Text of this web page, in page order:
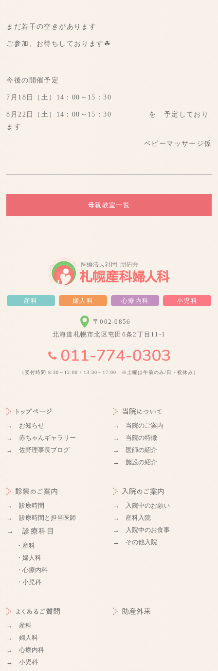
まだ若干の空きがあります
ご参加、お待ちしております☘
今後の開催予定
7月18日（土）14：00～15：30
8月22日（土）14：00～15：30 を 予定しており
ます
ベビーマッサージ係
母親教室一覧
産科 婦人科 心療内科 小児科
〒002-0856
北海道札幌市北区屯田6条2丁目11-1
（受付時間 8:30～12:00 / 13:30～17:00 ※土曜は午前のみ/日・祝休み）
トップページ
→ お知らせ
→ 赤ちゃんギャラリー
→ 佐野理事長ブログ
当院について
→ 当院のご案内
→ 当院の特徴
→ 医師の紹介
→ 施設の紹介
診察のご案内
→ 診療時間
→ 診療時間と担当医師
→ 診療科目
・産科
・婦人科
・心療内科
・小児科
入院のご案内
→ 入院中のお願い
→ 産科入院
→ 入院中のお食事
→ その他入院
よくあるご質問
→ 産科
→ 婦人科
→ 心療内科
→ 小児科
助産外来